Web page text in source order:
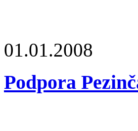
01.01.2008
Podpora